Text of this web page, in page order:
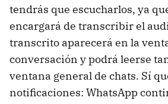
tendrás que escucharlos, ya
encargará de transcribir el
transcrito aparecerá en la
conversación y podrá leerse
ventana general de chats. Sí
notificaciones: WhatsApp